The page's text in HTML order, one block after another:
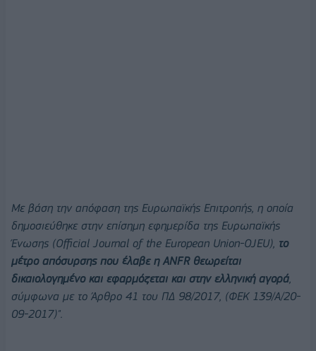
Με βάση την απόφαση της Ευρωπαϊκής Επιτροπής, η οποία
δημοσιεύθηκε στην επίσημη εφημερίδα της Ευρωπαϊκής
Ένωσης (Official Journal of the European Union-OJEU), το
μέτρο απόσυρσης που έλαβε η ANFR θεωρείται
δικαιολογημένο και εφαρμόζεται και στην ελληνική αγορά,
σύμφωνα με το Άρθρο 41 του ΠΔ 98/2017, (ΦΕΚ 139/Α/20-
09-2017)".